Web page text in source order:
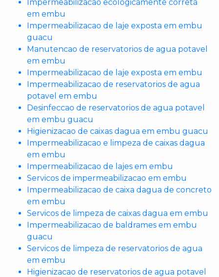
Impermeabilizacao ecologicamente correta
em embu
Impermeabilizacao de laje exposta em embu
guacu
Manutencao de reservatorios de agua potavel
em embu
Impermeabilizacao de laje exposta em embu
Impermeabilizacao de reservatorios de agua
potavel em embu
Desinfeccao de reservatorios de agua potavel
em embu guacu
Higienizacao de caixas dagua em embu guacu
Impermeabilizacao e limpeza de caixas dagua
em embu
Impermeabilizacao de lajes em embu
Servicos de impermeabilizacao em embu
Impermeabilizacao de caixa dagua de concreto
em embu
Servicos de limpeza de caixas dagua em embu
Impermeabilizacao de baldrames em embu
guacu
Servicos de limpeza de reservatorios de agua
em embu
Higienizacao de reservatorios de agua potavel